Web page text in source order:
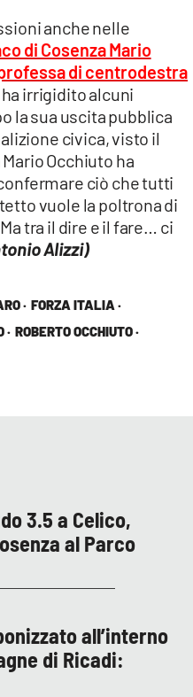
· FORZA ITALIA ·
· ROBERTO OCCHIUTO ·
anche nelle
di Cosenza Mario
di centrodestra
ha irrigidito alcuni
la sua uscita pubblica
civica, visto il
Occhiuto ha
ciò che tutti
vuole la poltrona di
tra il dire e il fare… ci
Alizzi)
3.5 a Celico,
al Parco
all’interno
di Ricadi: